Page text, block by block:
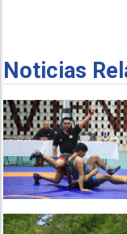
Noticias